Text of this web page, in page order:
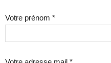
Votre prénom *